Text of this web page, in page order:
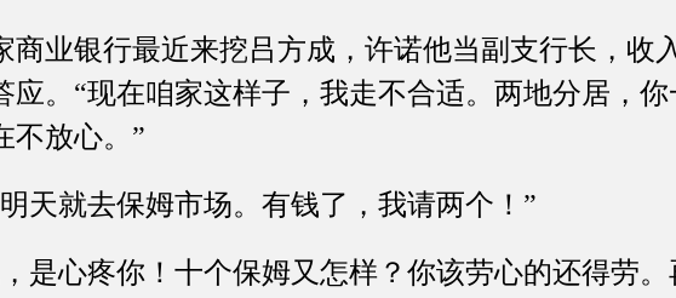
业银行最近来挖吕方成，许诺他当副支行长，收
应。“现在咱家这样子，我走不合适。两地分居，
不放心。”
就去保姆市场。有钱了，我请两个！”
心疼你！十个保姆又怎样？你该劳心的还得劳。